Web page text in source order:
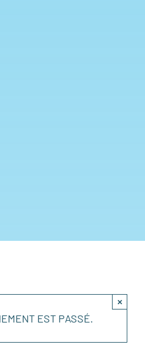
EST PASSÉ.
×